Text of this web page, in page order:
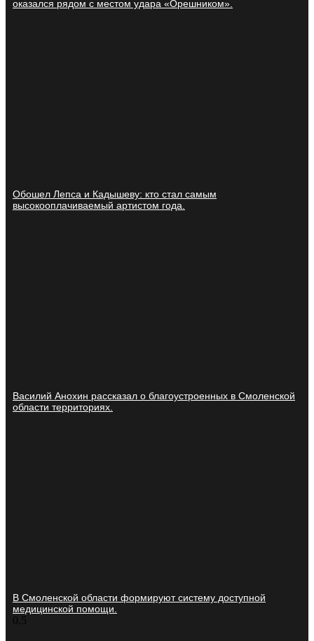
оказался рядом с местом удара «Орешником».
Обошел Лепса и Кадышеву: кто стал самым
высокооплачиваемый артистом года.
Василий Анохин рассказал о благоустроенных в Смоленской
области территориях.
В Смоленской области формируют систему доступной
медицинской помощи.